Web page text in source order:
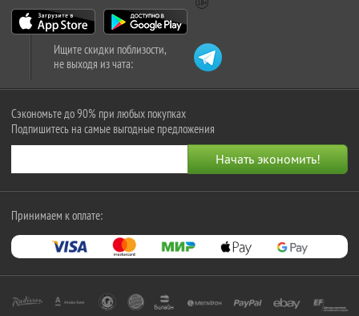
Ищите скидки поблизости,
не выходя из чата:
Сэкономьте до 90% при любых покупках
Подпишитесь на самые выгодные предложения
Принимаем к оплате: